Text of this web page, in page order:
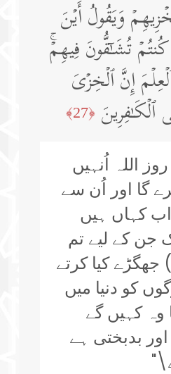
وَیَقُولُ أَیۡنَ
تُشَـٰۤقُّونَ فِیهِمۡۚ
إِنَّ ٱلۡخِزۡیَ
ٱلۡكَـٰفِرِینَ ﴿27﴾
اللہ اُنہیں
گا اور اُن سے
کہاں ہیں
جن کے لیے تم
کیا کرتے
کو دنیا میں
وہ کہیں گے
بدبختی ہے